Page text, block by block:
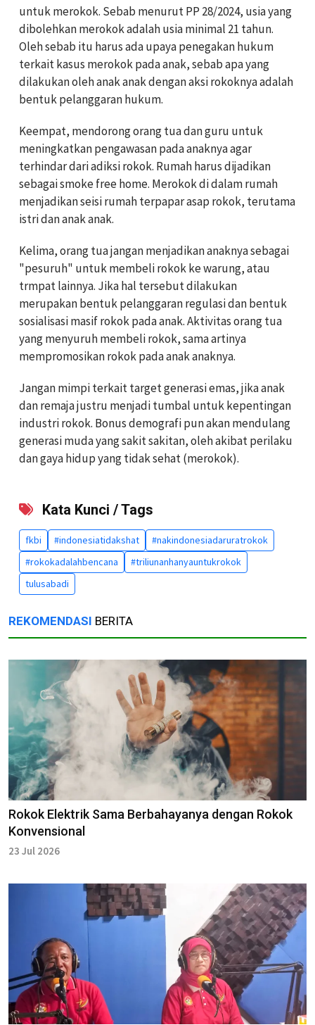
untuk merokok. Sebab menurut PP 28/2024, usia yang
dibolehkan merokok adalah usia minimal 21 tahun.
Oleh sebab itu harus ada upaya penegakan hukum
terkait kasus merokok pada anak, sebab apa yang
dilakukan oleh anak anak dengan aksi rokoknya adalah
bentuk pelanggaran hukum.
Keempat, mendorong orang tua dan guru untuk
meningkatkan pengawasan pada anaknya agar
terhindar dari adiksi rokok. Rumah harus dijadikan
sebagai smoke free home. Merokok di dalam rumah
menjadikan seisi rumah terpapar asap rokok, terutama
istri dan anak anak.
Kelima, orang tua jangan menjadikan anaknya sebagai
"pesuruh" untuk membeli rokok ke warung, atau
trmpat lainnya. Jika hal tersebut dilakukan
merupakan bentuk pelanggaran regulasi dan bentuk
sosialisasi masif rokok pada anak. Aktivitas orang tua
yang menyuruh membeli rokok, sama artinya
mempromosikan rokok pada anak anaknya.
Jangan mimpi terkait target generasi emas, jika anak
dan remaja justru menjadi tumbal untuk kepentingan
industri rokok. Bonus demografi pun akan mendulang
generasi muda yang sakit sakitan, oleh akibat perilaku
dan gaya hidup yang tidak sehat (merokok).
Kata Kunci / Tags
fkbi #indonesiatidakshat
#nakindonesiadaruratrokok
#rokokadalahbencana
#triliunanhanyauntukrokok
tulusabadi
REKOMENDASI BERITA
Rokok Elektrik Sama Berbahayanya dengan Rokok
Konvensional
23 Jul 2026